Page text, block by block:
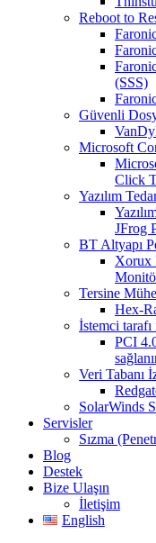
Reboot to
(SSS)
Güvenli
Microsoft
Click
Yazılım
JFrog
BT Altyapı
Xorux
Tersine
Hex-
İstemci tarafı
PCI
Veri Tabanı
SolarWinds
Servisler
Sızma
Blog
Destek
Bize Ulaşın
İletişim
English